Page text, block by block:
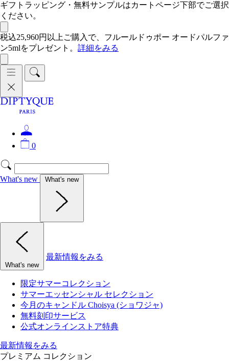
ギフトラッピング・無料サンプルはカートページ下部でご選択
ください。
税込25,960円以上ご購入で、フルールドゥポー オードパルファ
ン5mlをプレゼント。 詳細をみる
0
What's new What's new
What's new
最新情報をみる
限定サマーコレクション
サマーエッセンシャル セレクション
今月のキャンドル Choisya (ショワジャ)
無料刻印サービス
公式オンラインストア特典
最新情報をみる
プレミアム コレクション